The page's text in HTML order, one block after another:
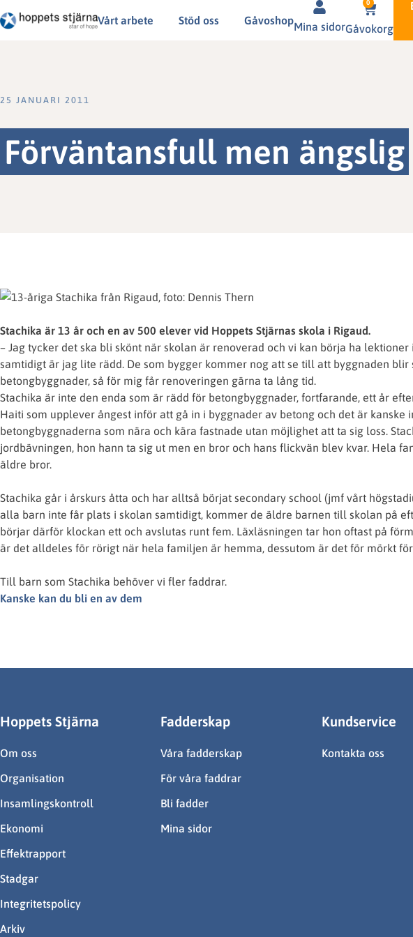
Vårt arbete Stöd oss Gåvoshop
Mina sidor
0
Gåvokorg
25 JANUARI 2011
Förväntansfull men ängslig
Stachika är 13 år och en av 500 elever vid Hoppets Stjärnas skola i Rigaud.
– Jag tycker det ska bli skönt när skolan är renoverad och vi kan börja ha
samtidigt är jag lite rädd. De som bygger kommer nog att se till att byggnaden blir
betongbyggnader, så för mig får renoveringen gärna ta lång tid.
Stachika är inte den enda som är rädd för betongbyggnader, fortfarande, ett år
Haiti som upplever ångest inför att gå in i byggnader av betong och det är kanske
betongbyggnaderna som nära och kära fastnade utan möjlighet att ta sig loss.
jordbävningen, hon hann ta sig ut men en bror och hans flickvän blev kvar. Hela
äldre bror.
Stachika går i årskurs åtta och har alltså börjat secondary school (jmf vårt
alla barn inte får plats i skolan samtidigt, kommer de äldre barnen till skolan på
börjar därför klockan ett och avslutas runt fem. Läxläsningen tar hon oftast på
är det alldeles för rörigt när hela familjen är hemma, dessutom är det för mörkt för
Till barn som Stachika behöver vi fler faddrar.
Kanske kan du bli en av dem
Hoppets Stjärna
Om oss
Organisation
Insamlingskontroll
Ekonomi
Effektrapport
Stadgar
Integritetspolicy
Arkiv
Fadderskap
Våra fadderskap
För våra faddrar
Bli fadder
Mina sidor
Kundservice
Kontakta oss